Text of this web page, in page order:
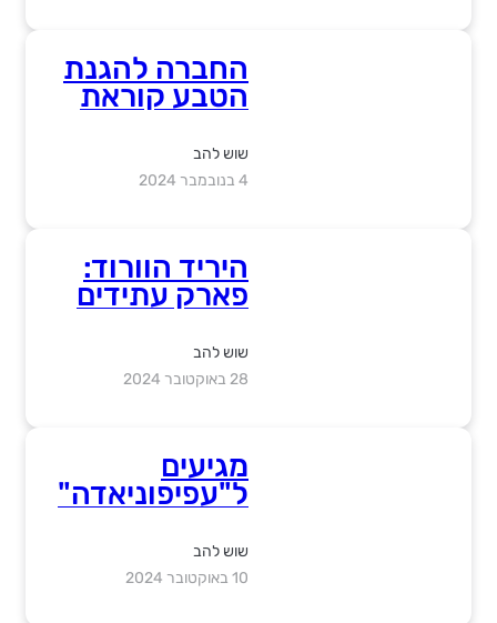
החברה להגנת
הטבע קוראת
תצפיות של
קיפוד ים,
לחופי הים
התיכון
שוש להב
4 בנובמבר 2024
היריד הוורוד:
פארק עתידים
החולים רפאל
מתגייסים
השד
שוש להב
28 באוקטובר 2024
מגיעים
ל"עפיפוניאדה"
משפחת קוּץ
מכפר עזה
שוש להב
10 באוקטובר 2024